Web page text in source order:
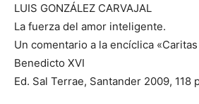
LUIS GONZÁLEZ CARVAJAL
La fuerza del amor inteligente.
Un comentario a la encíclica
Benedicto XVI
Ed. Sal Terrae, Santander 2009, 118